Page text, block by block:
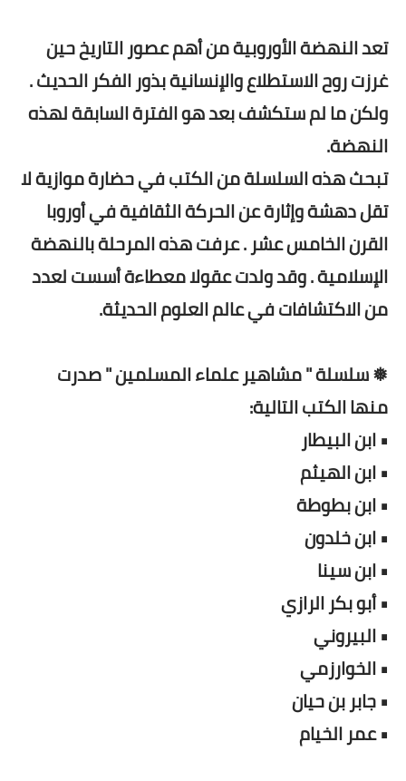
تعد النهضة الأوروبية من أهم عصور التاريخ حين
غرزت روح الاستطلاع والإنسانية بذور الفكر الحديث .
ولكن ما لم ستكشف بعد هو الفترة السابقة لهذه
النهضة.
تبحث هذه السلسلة من الكتب في حضارة موازية لا
تقل دهشة وإثارة عن الحركة الثقافية في أوروبا
القرن الخامس عشر . عرفت هذه المرحلة بالنهضة
الإسلامية . وقد ولدت عقولا معطاءة أسست لعدد
من الاكتشافات في عالم العلوم الحديثة.
❅ سلسلة " مشاهير علماء المسلمين " صدرت
منها الكتب التالية:
• ابن البيطار
• ابن الهيثم
• ابن بطوطة
• ابن خلدون
• ابن سينا
• أبو بكر الرازي
• البيروني
• الخوارزمي
• جابر بن حيان
• عمر الخيام